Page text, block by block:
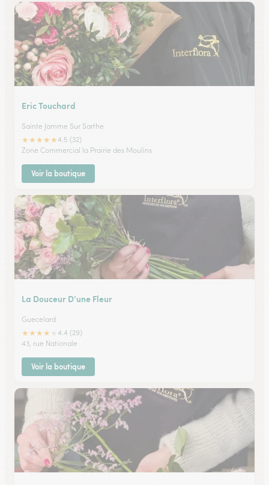
Eric Touchard
Sainte Jamme Sur Sarthe
★★★★★4.5 (32)
Zone Commercial la Prairie des Moulins
Voir la boutique
La Douceur D’une Fleur
Guecelard
★★★★
4.4 (29)
43, rue Nationale
Voir la boutique